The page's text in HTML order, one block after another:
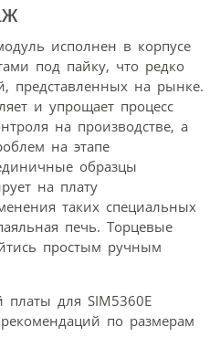
исполнен в корпусе
под пайку, что редко
представленных на рынке.
и упрощает процесс
на производстве, а
на этапе
образцы
на плату
таких специальных
печь. Торцевые
простым ручным
платы для SIM5360E
по размерам